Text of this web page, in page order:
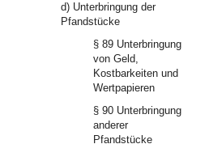
d) Unterbringung der
Pfandstücke
§ 89 Unterbringung
von Geld,
Kostbarkeiten und
Wertpapieren
§ 90 Unterbringung
anderer
Pfandstücke